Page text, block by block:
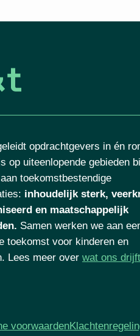
opdrachtgevers in én
op uiteenlopende gebieden
toekomstbestendige
: inhoudelijk sterk,
en maatschappelijk
Samen werken we aan
toekomst voor kinderen en
Lees meer over wat ons drijft
voorwaarden